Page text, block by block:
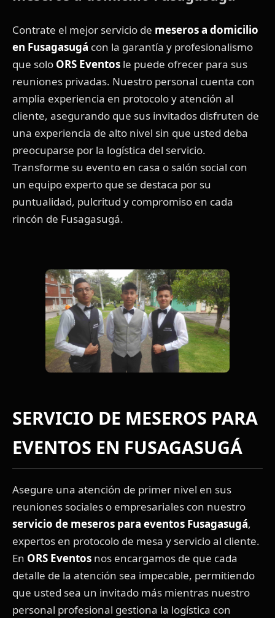
Contrate el mejor servicio de meseros a domicilio
en Fusagasugá con la garantía y profesionalismo
que solo ORS Eventos le puede ofrecer para sus
reuniones privadas. Nuestro personal cuenta con
amplia experiencia en protocolo y atención al
cliente, asegurando que sus invitados disfruten de
una experiencia de alto nivel sin que usted deba
preocuparse por la logística del servicio.
Transforme su evento en casa o salón social con
un equipo experto que se destaca por su
puntualidad, pulcritud y compromiso en cada
rincón de Fusagasugá.
SERVICIO DE MESEROS PARA
EVENTOS EN FUSAGASUGÁ
Asegure una atención de primer nivel en sus
reuniones sociales o empresariales con nuestro
servicio de meseros para eventos Fusagasugá,
expertos en protocolo de mesa y servicio al cliente.
En ORS Eventos nos encargamos de que cada
detalle de la atención sea impecable, permitiendo
que usted sea un invitado más mientras nuestro
personal profesional gestiona la logística con